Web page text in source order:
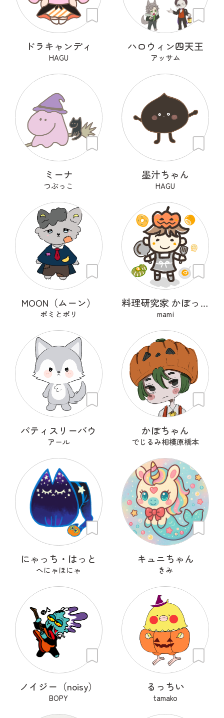
ドラキャンディ
HAGU
ハロウィン四天王
アッサム
ミーナ
つぶっこ
墨汁ちゃん
HAGU
MOON（ムーン）
ポミとポリ
料理研究家 かぼっちゃ王子
mami
パティスリーバウ
アール
かぼちゃん
でじるみ相模原橋本
にゃっち・はっと
へにゃほにゃ
キュニちゃん
きみ
ノイジー（noisy）
BOPY
るっちい
tamako